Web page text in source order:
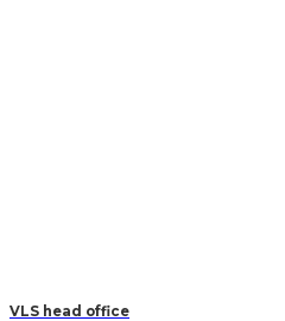
VLS head office